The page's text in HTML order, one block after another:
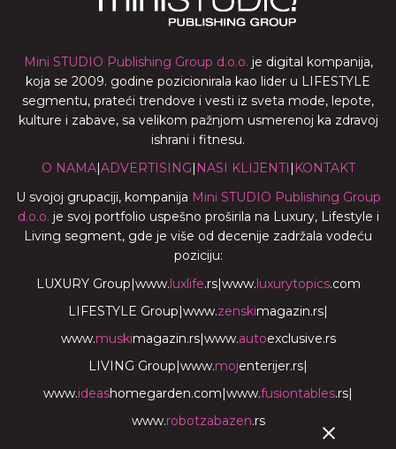
Mini STUDIO Publishing Group d.o.o. je digital kompanija,
koja se 2009. godine pozicionirala kao lider u LIFESTYLE
segmentu, prateći trendove i vesti iz sveta mode, lepote,
kulture i zabave, sa velikom pažnjom usmerenoj ka zdravoj
ishrani i fitnesu.
O NAMA|ADVERTISING| NASI KLIJENTI | KONTAKT
U svojoj grupaciji, kompanija Mini STUDIO Publishing Group
d.o.o. je svoj portfolio uspešno proširila na Luxury, Lifestyle i
Living segment, gde je više od decenije zadržala vodeću
poziciju:
LUXURY Group|www.luxlife.rs|www.luxurytopics.com
LIFESTYLE Group|www.zenskimagazin.rs|
www.muskimagazin.rs|www.autoexclusive.rs
LIVING Group|www.mojenterijer.rs|
www.ideashomegarden.com|www.fusiontables.rs|
www.robotzabazen.rs